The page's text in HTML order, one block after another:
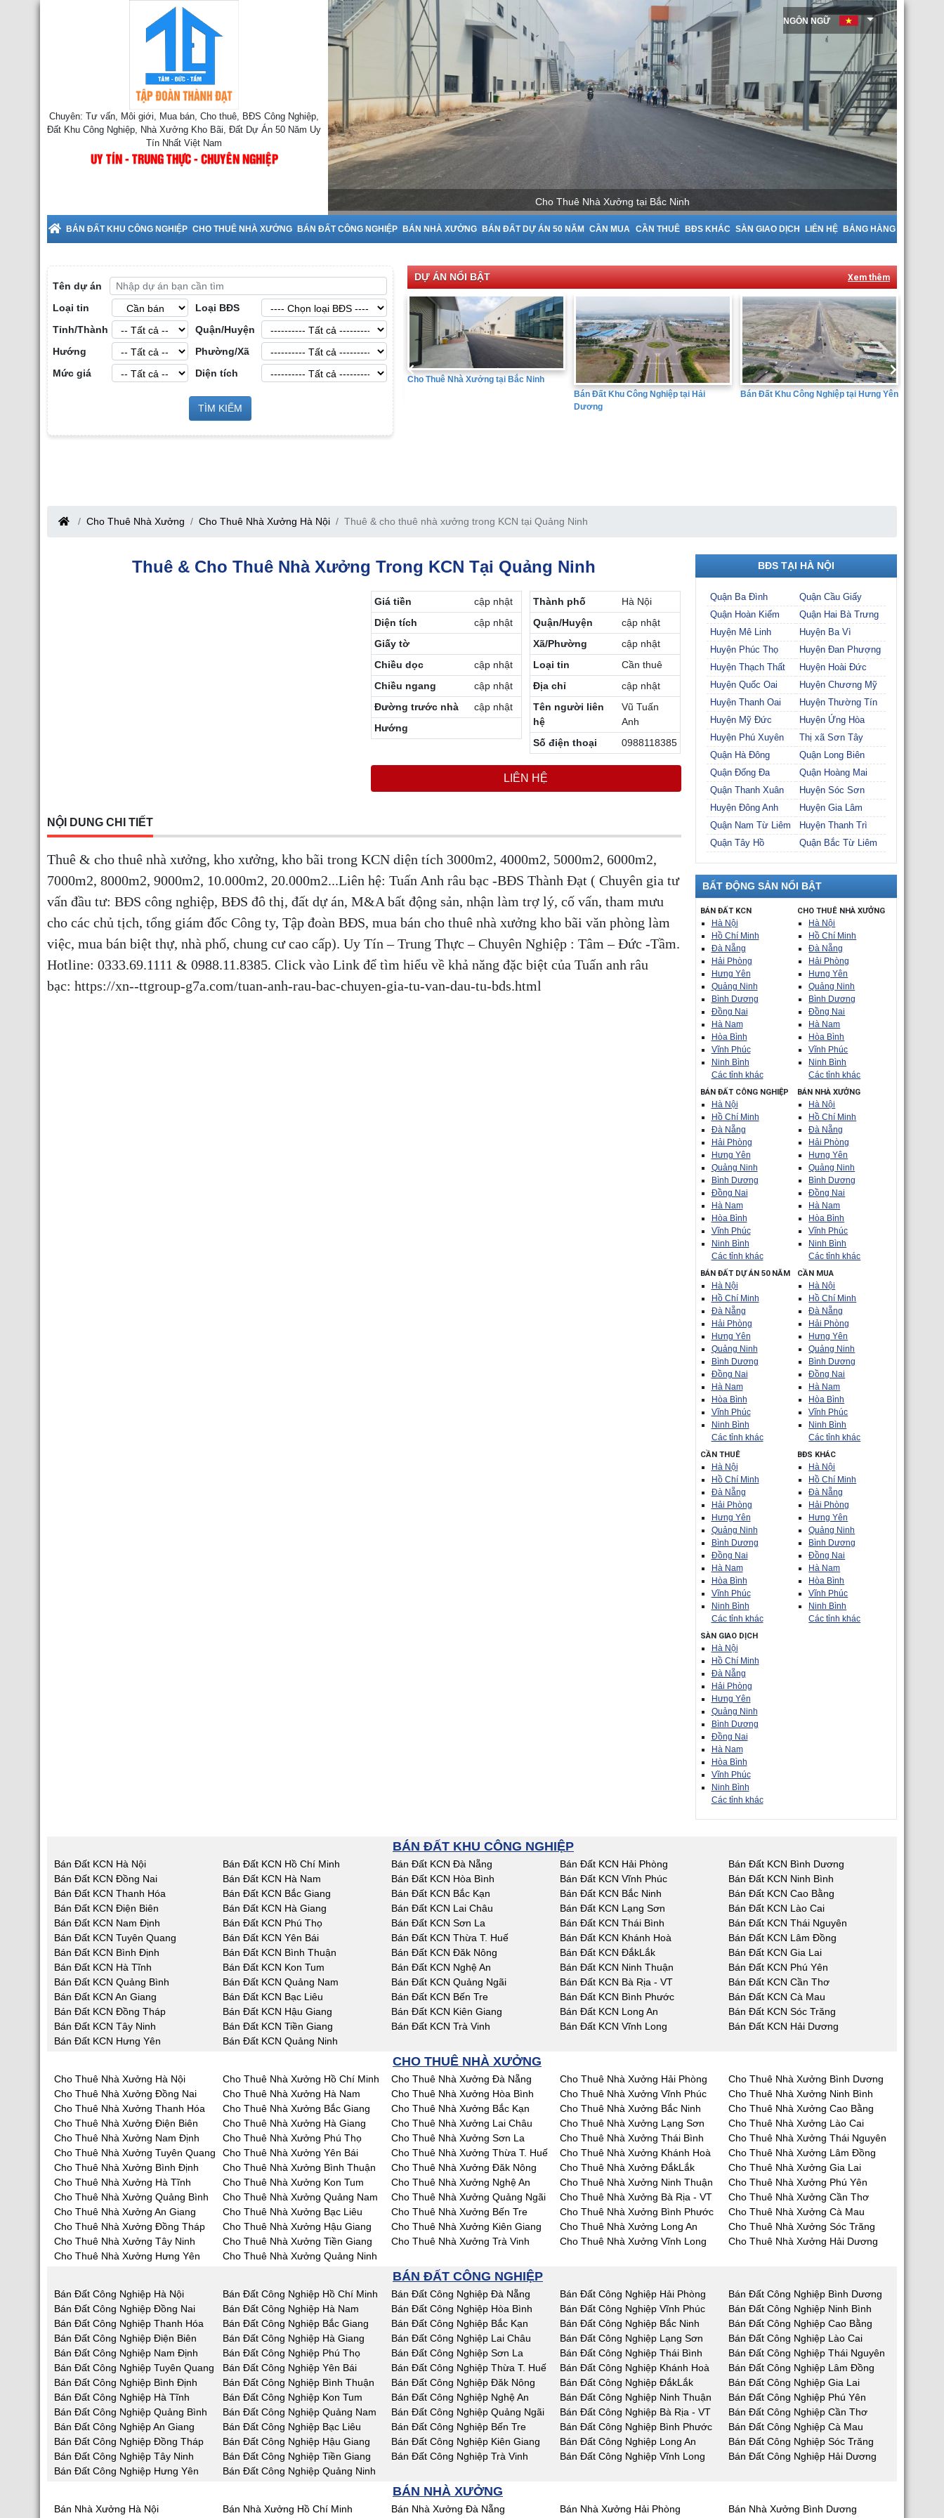
Chuyên: Tư vấn, Môi giới, Mua bán, Cho thuê, BĐS Công Nghiệp,
Đất Khu Công Nghiệp, Nhà Xưởng Kho Bãi, Đất Dự Án 50 Năm Uy
Tín Nhất Việt Nam
UY TÍN - TRUNG THỰC - CHUYÊN NGHIỆP
Cho Thuê Nhà Xưởng tại Bắc Ninh
BÁN ĐẤT KHU CÔNG NGHIỆP CHO THUÊ NHÀ XƯỞNG BÁN ĐẤT CÔNG NGHIỆP BÁN NHÀ XƯỞNG BÁN ĐẤT DỰ ÁN 50 NĂM CẦN MUA CẦN THUÊ BĐS KHÁC SÀN GIAO DỊCH LIÊN HỆ BẢNG HÀNG
NGÔN NGỮ
Tên dự án
Loại tin
Loại BĐS
Tỉnh/Thành
Quận/Huyện
Hướng
Phường/Xã
Mức giá
Diện tích
TÌM KIẾM
DỰ ÁN NỔI BẬT Xem thêm
Giới Bất Động Sản Công
Tỉnh Bắc Giang
Cho Thuê Nhà Xưởng tại Hưng Yên
Cho Thuê Nhà Xưởng tại Bắc Ninh
Bán Đất Khu Công Nghiệp tại Hải
Bán Đất Khu Công Nghiệp tại Hưng Yên
Cho Thuê Nhà Xưởng Cho Thuê Nhà Xưởng Hà Nội Thuê & cho thuê nhà xưởng trong KCN tại Quảng Ninh
Thuê & Cho Thuê Nhà Xưởng Trong KCN Tại Quảng Ninh
Giá tiền
cập nhật
Diện tích
cập nhật
Giấy tờ
Chiều dọc
cập nhật
Chiều ngang
cập nhật
Đường trước nhà
cập nhật
Hướng
Thành phố
Hà Nội
Quận/Huyện
cập nhật
Xã/Phường
cập nhật
Loại tin
Cần thuê
Địa chỉ
cập nhật
Tên người liên
hệ
Vũ Tuấn
Anh
Số điện thoại
0988118385
LIÊN HỆ
NỘI DUNG CHI TIẾT
Thuê & cho thuê nhà xưởng, kho xưởng, kho bãi trong KCN diện tích 3000m2, 4000m2, 5000m2, 6000m2,
7000m2, 8000m2, 9000m2, 10.000m2, 20.000m2...Liên hệ: Tuấn Anh râu bạc -BĐS Thành Đạt ( Chuyên gia tư
vấn đầu tư: BĐS công nghiệp, BĐS đô thị, đất dự án, M&A bất động sản, nhận làm trợ lý, cố vấn, tham mưu
cho các chủ tịch, tổng giám đốc Công ty, Tập đoàn BĐS, mua bán cho thuê nhà xưởng kho bãi văn phòng làm
việc, mua bán biệt thự, nhà phố, chung cư cao cấp). Uy Tín – Trung Thực – Chuyên Nghiệp : Tâm – Đức -Tầm.
Hotline: 0333.69.1111 & 0988.11.8385. Click vào Link để tìm hiểu về khả năng đặc biệt của Tuấn anh râu
bạc: https://xn--ttgroup-g7a.com/tuan-anh-rau-bac-chuyen-gia-tu-van-dau-tu-bds.html
BĐS TẠI HÀ NỘI
Quận Ba Đình
Quận Cầu Giấy
Quận Hoàn Kiếm
Quận Hai Bà Trưng
Huyện Mê Linh
Huyện Ba Vì
Huyện Phúc Thọ
Huyện Đan Phượng
Huyện Thạch Thất
Huyện Hoài Đức
Huyện Quốc Oai
Huyện Chương Mỹ
Huyện Thanh Oai
Huyện Thường Tín
Huyện Mỹ Đức
Huyện Ứng Hòa
Huyện Phú Xuyên
Thị xã Sơn Tây
Quận Hà Đông
Quận Long Biên
Quận Đống Đa
Quận Hoàng Mai
Quận Thanh Xuân
Huyện Sóc Sơn
Huyện Đông Anh
Huyện Gia Lâm
Quận Nam Từ Liêm
Huyện Thanh Trì
Quận Tây Hồ
Quận Bắc Từ Liêm
BẤT ĐỘNG SẢN NỔI BẬT
BÁN ĐẤT KCN
Hà Nội
Hồ Chí Minh
Đà Nẵng
Hải Phòng
Hưng Yên
Quảng Ninh
Bình Dương
Đồng Nai
Hà Nam
Hòa Bình
Vĩnh Phúc
Ninh Bình
Các tỉnh khác
CHO THUÊ NHÀ XƯỞNG
Hà Nội
Hồ Chí Minh
Đà Nẵng
Hải Phòng
Hưng Yên
Quảng Ninh
Bình Dương
Đồng Nai
Hà Nam
Hòa Bình
Vĩnh Phúc
Ninh Bình
Các tỉnh khác
BÁN ĐẤT CÔNG NGHIỆP
Hà Nội
Hồ Chí Minh
Đà Nẵng
Hải Phòng
Hưng Yên
Quảng Ninh
Bình Dương
Đồng Nai
Hà Nam
Hòa Bình
Vĩnh Phúc
Ninh Bình
Các tỉnh khác
BÁN NHÀ XƯỞNG
Hà Nội
Hồ Chí Minh
Đà Nẵng
Hải Phòng
Hưng Yên
Quảng Ninh
Bình Dương
Đồng Nai
Hà Nam
Hòa Bình
Vĩnh Phúc
Ninh Bình
Các tỉnh khác
BÁN ĐẤT DỰ ÁN 50 NĂM
Hà Nội
Hồ Chí Minh
Đà Nẵng
Hải Phòng
Hưng Yên
Quảng Ninh
Bình Dương
Đồng Nai
Hà Nam
Hòa Bình
Vĩnh Phúc
Ninh Bình
Các tỉnh khác
CẦN MUA
Hà Nội
Hồ Chí Minh
Đà Nẵng
Hải Phòng
Hưng Yên
Quảng Ninh
Bình Dương
Đồng Nai
Hà Nam
Hòa Bình
Vĩnh Phúc
Ninh Bình
Các tỉnh khác
CẦN THUÊ
Hà Nội
Hồ Chí Minh
Đà Nẵng
Hải Phòng
Hưng Yên
Quảng Ninh
Bình Dương
Đồng Nai
Hà Nam
Hòa Bình
Vĩnh Phúc
Ninh Bình
Các tỉnh khác
BĐS KHÁC
Hà Nội
Hồ Chí Minh
Đà Nẵng
Hải Phòng
Hưng Yên
Quảng Ninh
Bình Dương
Đồng Nai
Hà Nam
Hòa Bình
Vĩnh Phúc
Ninh Bình
Các tỉnh khác
SÀN GIAO DỊCH
Hà Nội
Hồ Chí Minh
Đà Nẵng
Hải Phòng
Hưng Yên
Quảng Ninh
Bình Dương
Đồng Nai
Hà Nam
Hòa Bình
Vĩnh Phúc
Ninh Bình
Các tỉnh khác
BÁN ĐẤT KHU CÔNG NGHIỆP
Bán Đất KCN Hà Nội Bán Đất KCN Hồ Chí Minh Bán Đất KCN Đà Nẵng Bán Đất KCN Hải Phòng
Bán Đất KCN Bình Dương
Bán Đất KCN Đồng Nai
Bán Đất KCN Hà Nam Bán Đất KCN Hòa Bình Bán Đất KCN Vĩnh Phúc
Bán Đất KCN Ninh Bình
Bán Đất KCN Thanh Hóa
Bán Đất KCN Bắc Giang Bán Đất KCN Bắc Kạn Bán Đất KCN Bắc Ninh
Bán Đất KCN Cao Bằng
Bán Đất KCN Điện Biên
Bán Đất KCN Hà Giang Bán Đất KCN Lai Châu Bán Đất KCN Lạng Sơn
Bán Đất KCN Lào Cai
Bán Đất KCN Nam Định
Bán Đất KCN Phú Thọ Bán Đất KCN Sơn La Bán Đất KCN Thái Bình
Bán Đất KCN Thái Nguyên
Bán Đất KCN Tuyên Quang
Bán Đất KCN Yên Bái Bán Đất KCN Thừa T. Huế Bán Đất KCN Khánh Hoà
Bán Đất KCN Lâm Đồng
Bán Đất KCN Bình Định
Bán Đất KCN Bình Thuận Bán Đất KCN Đăk Nông Bán Đất KCN ĐắkLắk
Bán Đất KCN Gia Lai
Bán Đất KCN Hà Tĩnh
Bán Đất KCN Kon Tum Bán Đất KCN Nghệ An Bán Đất KCN Ninh Thuận
Bán Đất KCN Phú Yên
Bán Đất KCN Quảng Bình
Bán Đất KCN Quảng Nam Bán Đất KCN Quảng Ngãi Bán Đất KCN Bà Rịa - VT
Bán Đất KCN Cần Thơ
Bán Đất KCN An Giang
Bán Đất KCN Bạc Liêu Bán Đất KCN Bến Tre Bán Đất KCN Bình Phước
Bán Đất KCN Cà Mau
Bán Đất KCN Đồng Tháp
Bán Đất KCN Hậu Giang Bán Đất KCN Kiên Giang Bán Đất KCN Long An
Bán Đất KCN Sóc Trăng
Bán Đất KCN Tây Ninh
Bán Đất KCN Tiền Giang Bán Đất KCN Trà Vinh Bán Đất KCN Vĩnh Long
Bán Đất KCN Hải Dương
Bán Đất KCN Hưng Yên
Bán Đất KCN Quảng Ninh
CHO THUÊ NHÀ XƯỞNG
Cho Thuê Nhà Xưởng Hà Nội Cho Thuê Nhà Xưởng Hồ Chí Minh Cho Thuê Nhà Xưởng Đà Nẵng Cho Thuê Nhà Xưởng Hải Phòng
Cho Thuê Nhà Xưởng Bình Dương
Cho Thuê Nhà Xưởng Đồng Nai
Cho Thuê Nhà Xưởng Hà Nam Cho Thuê Nhà Xưởng Hòa Bình Cho Thuê Nhà Xưởng Vĩnh Phúc
Cho Thuê Nhà Xưởng Ninh Bình
Cho Thuê Nhà Xưởng Thanh Hóa
Cho Thuê Nhà Xưởng Bắc Giang Cho Thuê Nhà Xưởng Bắc Kạn Cho Thuê Nhà Xưởng Bắc Ninh
Cho Thuê Nhà Xưởng Cao Bằng
Cho Thuê Nhà Xưởng Điện Biên
Cho Thuê Nhà Xưởng Hà Giang Cho Thuê Nhà Xưởng Lai Châu Cho Thuê Nhà Xưởng Lạng Sơn
Cho Thuê Nhà Xưởng Lào Cai
Cho Thuê Nhà Xưởng Nam Định
Cho Thuê Nhà Xưởng Phú Thọ Cho Thuê Nhà Xưởng Sơn La Cho Thuê Nhà Xưởng Thái Bình
Cho Thuê Nhà Xưởng Thái Nguyên
Cho Thuê Nhà Xưởng Tuyên Quang
Cho Thuê Nhà Xưởng Yên Bái Cho Thuê Nhà Xưởng Thừa T. Huế Cho Thuê Nhà Xưởng Khánh Hoà
Cho Thuê Nhà Xưởng Lâm Đồng
Cho Thuê Nhà Xưởng Bình Định
Cho Thuê Nhà Xưởng Bình Thuận Cho Thuê Nhà Xưởng Đăk Nông Cho Thuê Nhà Xưởng ĐắkLắk
Cho Thuê Nhà Xưởng Gia Lai
Cho Thuê Nhà Xưởng Hà Tĩnh
Cho Thuê Nhà Xưởng Kon Tum Cho Thuê Nhà Xưởng Nghệ An Cho Thuê Nhà Xưởng Ninh Thuận
Cho Thuê Nhà Xưởng Phú Yên
Cho Thuê Nhà Xưởng Quảng Bình
Cho Thuê Nhà Xưởng Quảng Nam Cho Thuê Nhà Xưởng Quảng Ngãi Cho Thuê Nhà Xưởng Bà Rịa - VT
Cho Thuê Nhà Xưởng Cần Thơ
Cho Thuê Nhà Xưởng An Giang
Cho Thuê Nhà Xưởng Bạc Liêu Cho Thuê Nhà Xưởng Bến Tre Cho Thuê Nhà Xưởng Bình Phước
Cho Thuê Nhà Xưởng Cà Mau
Cho Thuê Nhà Xưởng Đồng Tháp
Cho Thuê Nhà Xưởng Hậu Giang Cho Thuê Nhà Xưởng Kiên Giang Cho Thuê Nhà Xưởng Long An
Cho Thuê Nhà Xưởng Sóc Trăng
Cho Thuê Nhà Xưởng Tây Ninh
Cho Thuê Nhà Xưởng Tiền Giang Cho Thuê Nhà Xưởng Trà Vinh Cho Thuê Nhà Xưởng Vĩnh Long
Cho Thuê Nhà Xưởng Hải Dương
Cho Thuê Nhà Xưởng Hưng Yên
Cho Thuê Nhà Xưởng Quảng Ninh
BÁN ĐẤT CÔNG NGHIỆP
Bán Đất Công Nghiệp Hà Nội Bán Đất Công Nghiệp Hồ Chí Minh Bán Đất Công Nghiệp Đà Nẵng Bán Đất Công Nghiệp Hải Phòng
Bán Đất Công Nghiệp Bình Dương
Bán Đất Công Nghiệp Đồng Nai
Bán Đất Công Nghiệp Hà Nam Bán Đất Công Nghiệp Hòa Bình Bán Đất Công Nghiệp Vĩnh Phúc
Bán Đất Công Nghiệp Ninh Bình
Bán Đất Công Nghiệp Thanh Hóa
Bán Đất Công Nghiệp Bắc Giang Bán Đất Công Nghiệp Bắc Kạn Bán Đất Công Nghiệp Bắc Ninh
Bán Đất Công Nghiệp Cao Bằng
Bán Đất Công Nghiệp Điện Biên
Bán Đất Công Nghiệp Hà Giang Bán Đất Công Nghiệp Lai Châu Bán Đất Công Nghiệp Lạng Sơn
Bán Đất Công Nghiệp Lào Cai
Bán Đất Công Nghiệp Nam Định
Bán Đất Công Nghiệp Phú Thọ Bán Đất Công Nghiệp Sơn La Bán Đất Công Nghiệp Thái Bình
Bán Đất Công Nghiệp Thái Nguyên
Bán Đất Công Nghiệp Tuyên Quang
Bán Đất Công Nghiệp Yên Bái Bán Đất Công Nghiệp Thừa T. Huế Bán Đất Công Nghiệp Khánh Hoà
Bán Đất Công Nghiệp Lâm Đồng
Bán Đất Công Nghiệp Bình Định
Bán Đất Công Nghiệp Bình Thuận Bán Đất Công Nghiệp Đăk Nông Bán Đất Công Nghiệp ĐắkLắk
Bán Đất Công Nghiệp Gia Lai
Bán Đất Công Nghiệp Hà Tĩnh
Bán Đất Công Nghiệp Kon Tum Bán Đất Công Nghiệp Nghệ An Bán Đất Công Nghiệp Ninh Thuận
Bán Đất Công Nghiệp Phú Yên
Bán Đất Công Nghiệp Quảng Bình
Bán Đất Công Nghiệp Quảng Nam Bán Đất Công Nghiệp Quảng Ngãi Bán Đất Công Nghiệp Bà Rịa - VT
Bán Đất Công Nghiệp Cần Thơ
Bán Đất Công Nghiệp An Giang
Bán Đất Công Nghiệp Bạc Liêu Bán Đất Công Nghiệp Bến Tre Bán Đất Công Nghiệp Bình Phước
Bán Đất Công Nghiệp Cà Mau
Bán Đất Công Nghiệp Đồng Tháp
Bán Đất Công Nghiệp Hậu Giang Bán Đất Công Nghiệp Kiên Giang Bán Đất Công Nghiệp Long An
Bán Đất Công Nghiệp Sóc Trăng
Bán Đất Công Nghiệp Tây Ninh
Bán Đất Công Nghiệp Tiền Giang Bán Đất Công Nghiệp Trà Vinh Bán Đất Công Nghiệp Vĩnh Long
Bán Đất Công Nghiệp Hải Dương
Bán Đất Công Nghiệp Hưng Yên
Bán Đất Công Nghiệp Quảng Ninh
BÁN NHÀ XƯỞNG
Bán Nhà Xưởng Hà Nội Bán Nhà Xưởng Hồ Chí Minh Bán Nhà Xưởng Đà Nẵng Bán Nhà Xưởng Hải Phòng Bán Nhà Xưởng Bình Dương